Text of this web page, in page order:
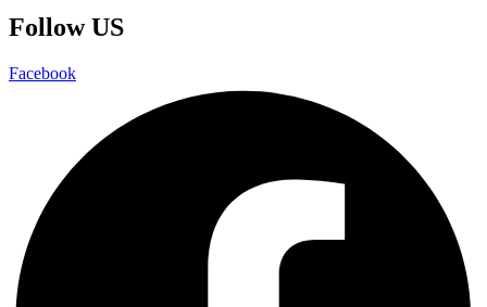
Follow US
Facebook